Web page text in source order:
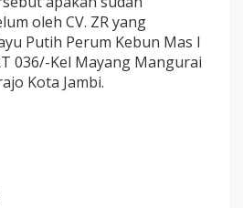
oleh CV. ZR yang
Putih Perum Kebun Mas l
036/-Kel Mayang Mangurai
Kota Jambi.